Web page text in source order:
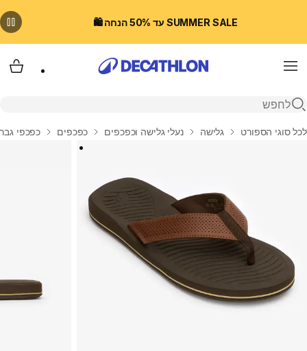
SUMMER SALE עד 50% הנחה 🛍️
Menu
פתיחת חיפוש
בית
לכל סוגי הספורט גלישה נעלי גלישה וכפכפים כפכפים כפכפי